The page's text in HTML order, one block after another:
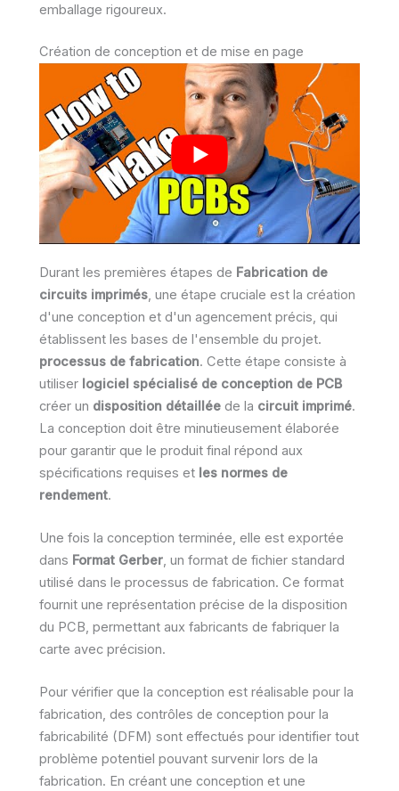
emballage rigoureux.
Création de conception et de mise en page
Durant les premières étapes de Fabrication de
circuits imprimés, une étape cruciale est la création
d'une conception et d'un agencement précis, qui
établissent les bases de l'ensemble du projet.
processus de fabrication. Cette étape consiste à
utiliser logiciel spécialisé de conception de PCB
créer un disposition détaillée de la circuit imprimé.
La conception doit être minutieusement élaborée
pour garantir que le produit final répond aux
spécifications requises et les normes de
rendement.
Une fois la conception terminée, elle est exportée
dans Format Gerber, un format de fichier standard
utilisé dans le processus de fabrication. Ce format
fournit une représentation précise de la disposition
du PCB, permettant aux fabricants de fabriquer la
carte avec précision.
Pour vérifier que la conception est réalisable pour la
fabrication, des contrôles de conception pour la
fabricabilité (DFM) sont effectués pour identifier tout
problème potentiel pouvant survenir lors de la
fabrication. En créant une conception et une